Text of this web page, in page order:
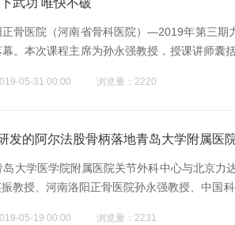
武功 唯快不破
骨医院（河南省骨科医院）—2019年第三期
。本次课程主席为孙永强教授，授课讲师囊
讨论以及模型骨器械操作等形式为现场来全
05-31 00:00 浏览量：2220
发的阿尔法股骨柄落地青岛大学附属医
岛大学医学院附属医院关节外科中心与北京力
教授、河南洛阳正骨医院孙永强教授、中国
05-19 00:00 浏览量：2231